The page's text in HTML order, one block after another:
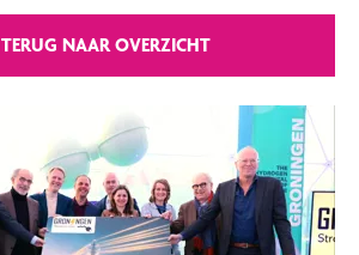
TERUG NAAR OVERZICHT